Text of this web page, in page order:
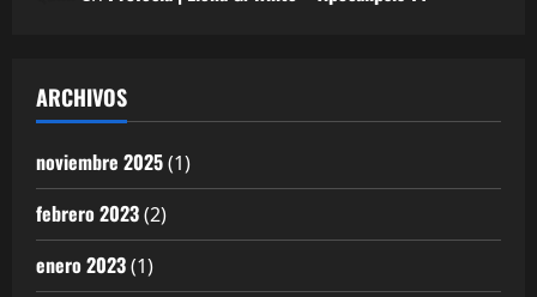
ARCHIVOS
noviembre 2025(1)
febrero 2023(2)
enero 2023(1)